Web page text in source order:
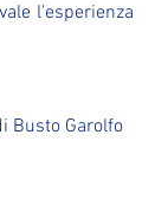
l'esperienza
Busto Garolfo